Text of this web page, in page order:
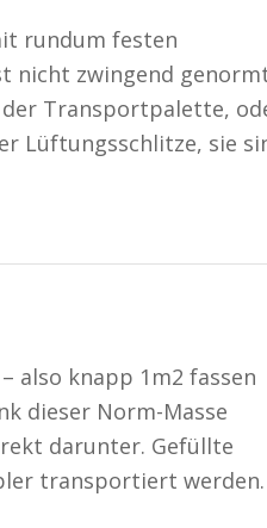
rundum festen
nicht zwingend
der Transportpalette,
Lüftungsschlitze, sie
also knapp 1m2 fassen
dieser Norm-Masse
darunter. Gefüllte
transportiert werden.